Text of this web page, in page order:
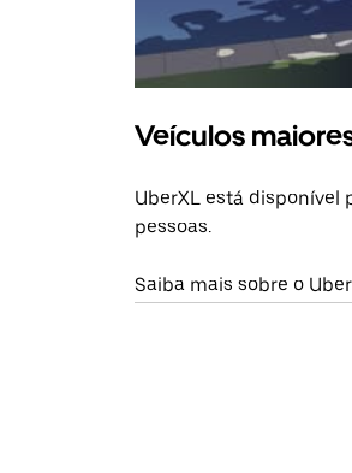
Veículos
UberXL está disponível
pessoas.
Saiba mais sobre o